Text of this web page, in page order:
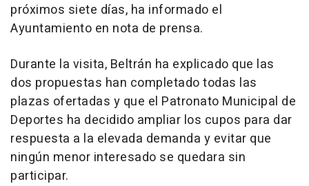
próximos siete días, ha informado el
Ayuntamiento en nota de prensa.
Durante la visita, Beltrán ha explicado que las
dos propuestas han completado todas las
plazas ofertadas y que el Patronato Municipal de
Deportes ha decidido ampliar los cupos para dar
respuesta a la elevada demanda y evitar que
ningún menor interesado se quedara sin
participar.